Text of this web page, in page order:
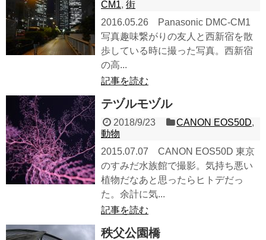
CM1, 街
2016.05.26 Panasonic DMC-CM1
写真趣味繋がりの友人と西新宿を散
歩している時に撮った写真。西新宿
の高...
記事を読む
テヅルモヅル
2018/9/23 CANON EOS50D,
動物
2015.07.07 CANON EOS50D 東京
のすみだ水族館で撮影。気持ち悪い
植物だなあと思ったらヒトデだっ
た。余計に気...
記事を読む
秩父公園橋